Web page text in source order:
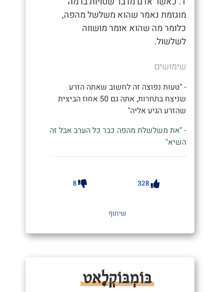
מוגזמת נאמר שהוא משלשל מהפה,
כלומר מה שהוא אומר מושווה
לשלשול.
שימושים
- "טעות נפוצה זה לחשוב שאתה הזרע
שניצח בתחרות, אתה גם 50 אחוז הביצית
שהזרע הגיע אליה"
- "את משלשלת מהפה כבר כל הערב אבל זה
השיא"
328
8
שיתוף
בּוֹמְבּוֹקְלָאט